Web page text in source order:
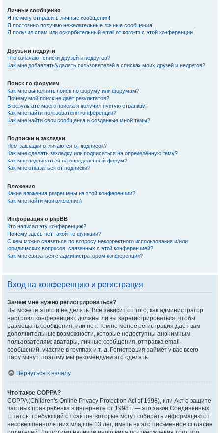
Личные сообщения
Я не могу отправить личные сообщения!
Я постоянно получаю нежелательные личные сообщения!
Я получил спам или оскорбительный email от кого-то с этой конференции!
Друзья и недруги
Что означают списки друзей и недругов?
Как мне добавлять/удалять пользователей в списках моих друзей и недругов?
Поиск по форумам
Как мне выполнить поиск по форуму или форумам?
Почему мой поиск не даёт результатов?
В результате моего поиска я получил пустую страницу!
Как мне найти пользователя конференции?
Как мне найти свои сообщения и созданные мной темы?
Подписки и закладки
Чем закладки отличаются от подписок?
Как мне сделать закладку или подписаться на определённую тему?
Как мне подписаться на определённый форум?
Как мне отказаться от подписки?
Вложения
Какие вложения разрешены на этой конференции?
Как мне найти мои вложения?
Информация о phpBB
Кто написал эту конференцию?
Почему здесь нет такой-то функции?
С кем можно связаться по вопросу некорректного использования и/или
юридических вопросов, связанных с этой конференцией?
Как мне связаться с администратором конференции?
Вход на конференцию и регистрация
Зачем мне нужно регистрироваться?
Вы можете этого и не делать. Всё зависит от того, как администратор
настроил конференцию: должны ли вы зарегистрироваться, чтобы
размещать сообщения, или нет. Тем не менее регистрация даёт вам
дополнительные возможности, которые недоступны анонимным
пользователям: аватары, личные сообщения, отправка email-
сообщений, участие в группах и т. д. Регистрация займёт у вас всего
пару минут, поэтому мы рекомендуем это сделать.
Вернуться к началу
Что такое COPPA?
COPPA (Children’s Online Privacy Protection Act of 1998), или Акт о защите
частных прав ребёнка в интернете от 1998 г. — это закон Соединённых
Штатов, требующий от сайтов, которые могут собирать информацию от
несовершеннолетних младше 13 лет, иметь на это письменное согласие